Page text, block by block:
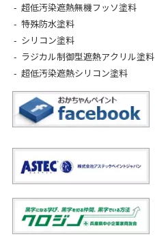
超低汚染遮熱無機フッソ塗料
特殊防水塗料
シリコン塗料
ラジカル制御型遮熱アクリル塗料
超低汚染遮熱シリコン塗料